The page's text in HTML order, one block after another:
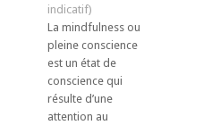
La mindfulness ou
pleine conscience
est un état de
conscience qui
résulte d’une
attention au